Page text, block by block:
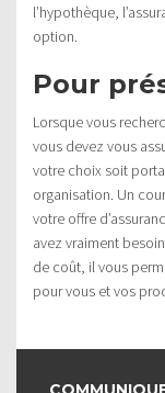
l’hypothèque,
option.
Pour
Lorsque vous
vous devez vous
votre choix soit
organisation. Un
votre offre
avez vraiment
de coût, il vous
pour vous et vos